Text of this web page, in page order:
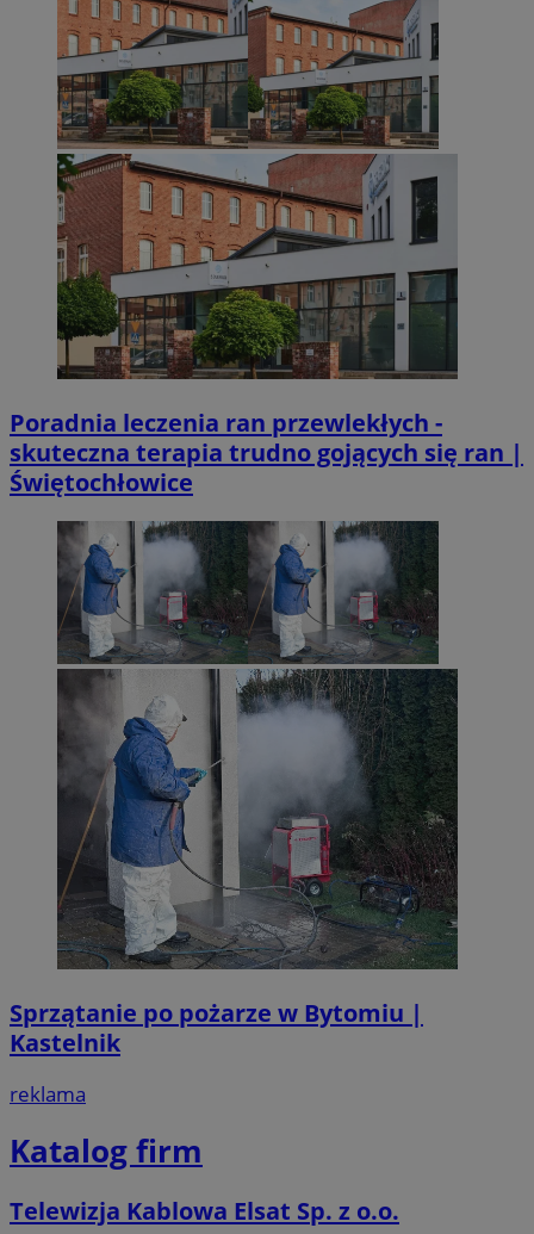
Poradnia leczenia ran przewlekłych -
skuteczna terapia trudno gojących się ran |
Świętochłowice
Sprzątanie po pożarze w Bytomiu |
Kastelnik
reklama
Katalog firm
Telewizja Kablowa Elsat Sp. z o.o.